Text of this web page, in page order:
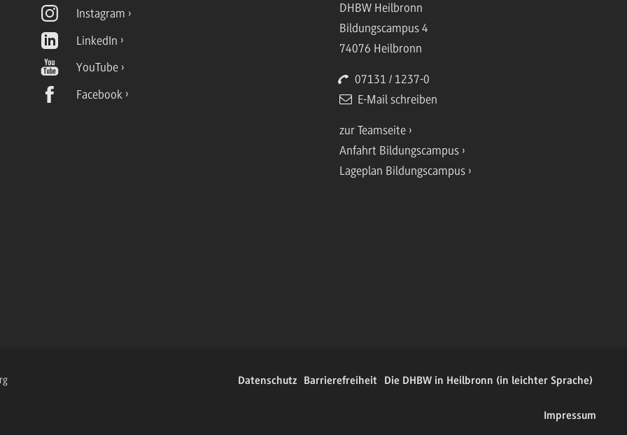
Instagram
LinkedIn
YouTube
Facebook
DHBW Heilbronn
Bildungscampus 4
74076 Heilbronn
07131 / 1237-0
E-Mail schreiben
zur Teamseite
Anfahrt Bildungscampus
Lageplan Bildungscampus
Datenschutz Barrierefreiheit Die DHBW in Heilbronn (in leichter Sprache)
Impressum